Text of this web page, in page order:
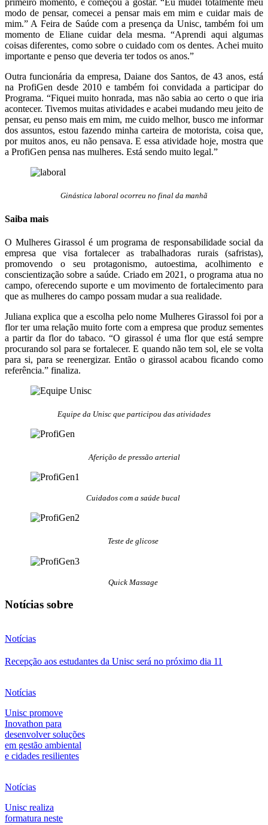
primeiro momento, e começou a gostar. “Eu mudei totalmente meu
modo de pensar, comecei a pensar mais em mim e cuidar mais de
mim.” A Feira de Saúde com a presença da Unisc, também foi um
momento de Eliane cuidar dela mesma. “Aprendi aqui algumas
coisas diferentes, como sobre o cuidado com os dentes. Achei muito
importante e penso que deveria ter todos os anos.”
Outra funcionária da empresa, Daiane dos Santos, de 43 anos, está
na ProfiGen desde 2010 e também foi convidada a participar do
Programa. “Fiquei muito honrada, mas não sabia ao certo o que iria
acontecer. Tivemos muitas atividades e acabei mudando meu jeito de
pensar, eu penso mais em mim, me cuido melhor, busco me informar
dos assuntos, estou fazendo minha carteira de motorista, coisa que,
por muitos anos, eu não pensava. E essa atividade hoje, mostra que
a ProfiGen pensa nas mulheres. Está sendo muito legal.”
Ginástica laboral ocorreu no final da manhã
Saiba mais
O Mulheres Girassol é um programa de responsabilidade social da
empresa que visa fortalecer as trabalhadoras rurais (safristas),
promovendo o seu protagonismo, autoestima, acolhimento e
conscientização sobre a saúde. Criado em 2021, o programa atua no
campo, oferecendo suporte e um movimento de fortalecimento para
que as mulheres do campo possam mudar a sua realidade.
Juliana explica que a escolha pelo nome Mulheres Girassol foi por a
flor ter uma relação muito forte com a empresa que produz sementes
a partir da flor do tabaco. “O girassol é uma flor que está sempre
procurando sol para se fortalecer. E quando não tem sol, ele se volta
para si, para se reenergizar. Então o girassol acabou ficando como
referência.” finaliza.
Equipe da Unisc que participou das atividades
Aferição de pressão arterial
Cuidados com a saúde bucal
Teste de glicose
Quick Massage
Notícias sobre
Notícias
Recepção aos estudantes da Unisc será no próximo dia 11
Notícias
Unisc promove
Inovathon para
desenvolver soluções
em gestão ambiental
e cidades resilientes
Notícias
Unisc realiza
formatura neste